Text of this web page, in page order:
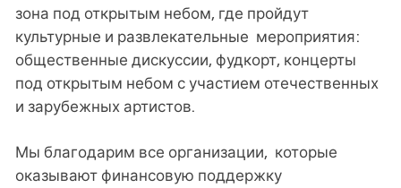
зона под открытым небом, где пройдут
культурные и развлекательные мероприятия:
общественные дискуссии, фудкорт, концерты
под открытым небом с участием отечественных
и зарубежных артистов.
Мы благодарим все организации, которые
оказывают финансовую поддержку